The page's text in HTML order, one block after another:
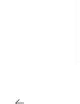
Rezervoare